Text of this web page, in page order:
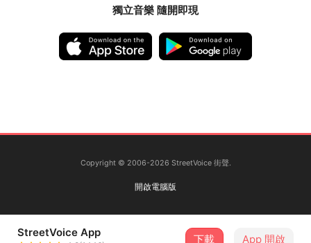
獨立音樂 隨開即現
Copyright © 2006-2026 StreetVoice 街聲.
開啟電腦版
StreetVoice App
下載 App 開啟